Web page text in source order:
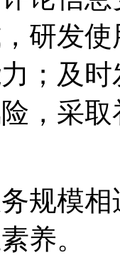
研发
；及
，采
务规模
养。